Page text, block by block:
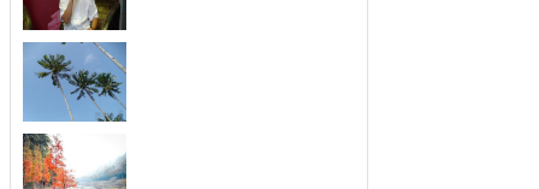
梦见巡逻车
梦见巡逻车...
梦见猫咬自己